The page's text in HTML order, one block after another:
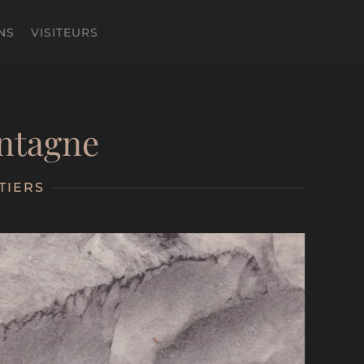
VISITEURS